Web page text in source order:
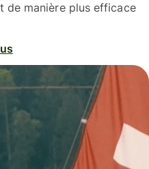
de manière plus efficace